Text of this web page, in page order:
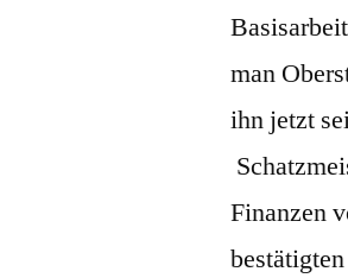
man
ihn jetzt
Finanzen